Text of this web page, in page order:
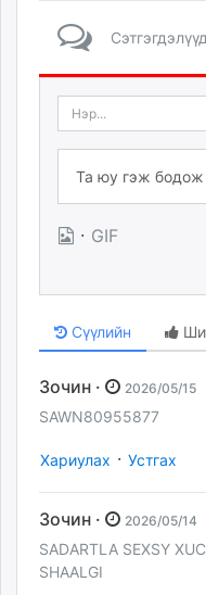
· GIF
Сүүлийн
Зочин · 2026/05/15
SAWN80955877
Хариулах · Устгах
Зочин · 2026/05/14
SADARTLA SEXSY
SHAALGI